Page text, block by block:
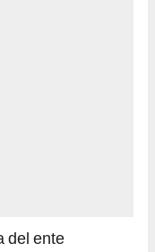
del ente